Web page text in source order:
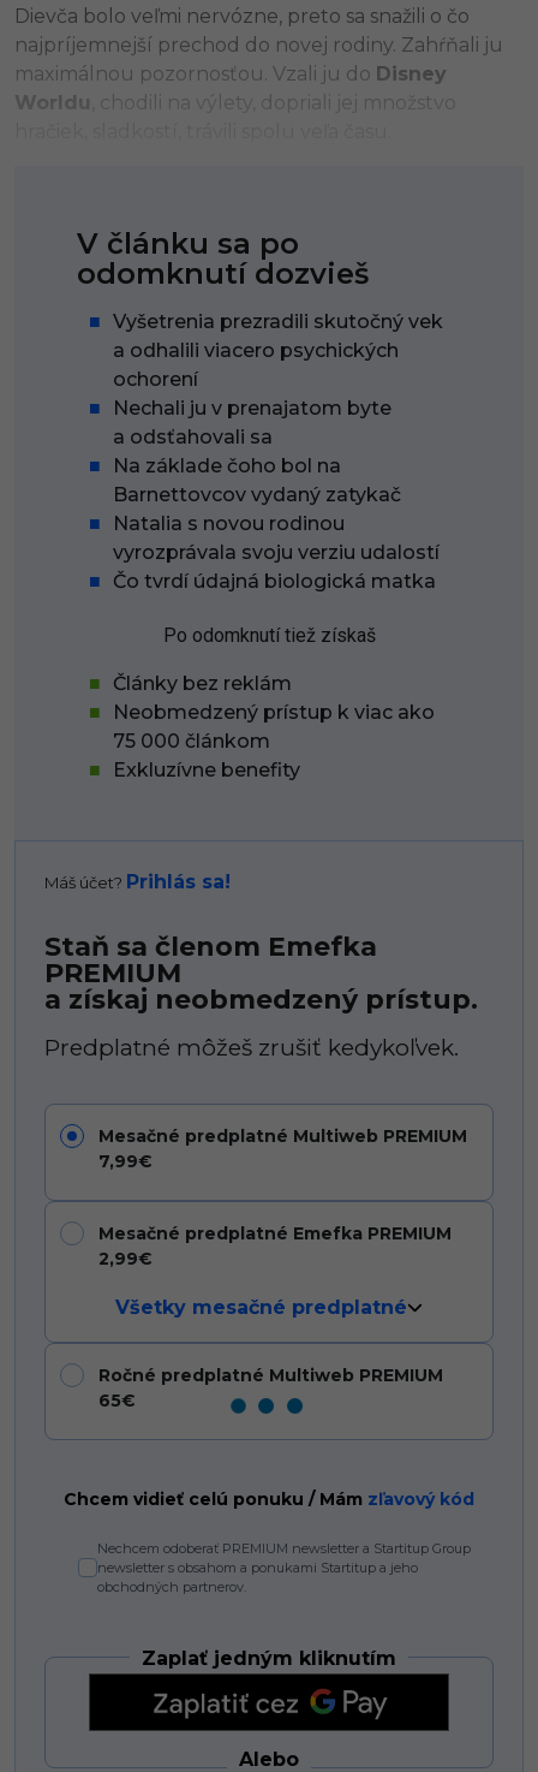
Dievča bolo veľmi nervózne, preto sa snažili o čo
najpríjemnejší prechod do novej rodiny. Zahŕňali ju
maximálnou pozornosťou. Vzali ju do Disney
Worldu , chodili na výlety, dopriali jej množstvo
V článku sa po
odomknutí dozvieš
Vyšetrenia prezradili skutočný vek
a odhalili viacero psychických
ochorení
Nechali ju v prenajatom byte
a odsťahovali sa
Na základe čoho bol na
Barnettovcov vydaný zatykač
Natalia s novou rodinou
vyrozprávala svoju verziu udalostí
Čo tvrdí údajná biologická matka
Po odomknutí tiež získaš
Články bez reklám
Neobmedzený prístup k viac ako
75 000 článkom
Exkluzívne benefity
Máš účet? Prihlás sa!
Staň sa členom Emefka
PREMIUM
a získaj neobmedzený prístup.
Predplatné môžeš zrušiť kedykoľvek.
Mesačné predplatné Multiweb PREMIUM
7,99€
Mesačné predplatné Emefka PREMIUM
2,99€
Všetky mesačné predplatné
Ročné predplatné Multiweb PREMIUM
65€
Chcem vidieť celú ponuku / Mám zľavový kód
Nechcem odoberať PREMIUM newsletter a Startitup Group
newsletter s obsahom a ponukami Startitup a jeho
obchodných partnerov.
Zaplať jedným kliknutím
Alebo